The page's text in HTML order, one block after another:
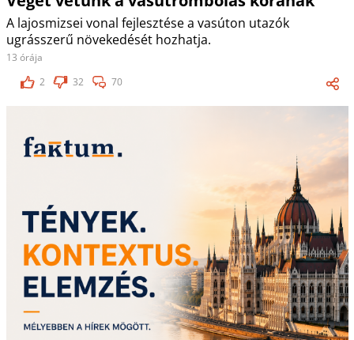
A lajosmizsei vonal fejlesztése a vasúton utazók
ugrásszerű növekedését hozhatja.
13 órája
2
32 70